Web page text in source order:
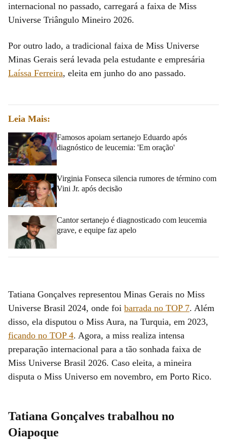
internacional no passado, carregará a faixa de Miss
Universe Triângulo Mineiro 2026.
Por outro lado, a tradicional faixa de Miss Universe
Minas Gerais será levada pela estudante e empresária
Laíssa Ferreira, eleita em junho do ano passado.
Leia Mais:
Famosos apoiam sertanejo Eduardo após
diagnóstico de leucemia: 'Em oração'
Virginia Fonseca silencia rumores de término com
Vini Jr. após decisão
Cantor sertanejo é diagnosticado com leucemia
grave, e equipe faz apelo
Tatiana Gonçalves representou Minas Gerais no Miss
Universe Brasil 2024, onde foi barrada no TOP 7. Além
disso, ela disputou o Miss Aura, na Turquia, em 2023,
ficando no TOP 4. Agora, a miss realiza intensa
preparação internacional para a tão sonhada faixa de
Miss Universe Brasil 2026. Caso eleita, a mineira
disputa o Miss Universo em novembro, em Porto Rico.
Tatiana Gonçalves trabalhou no
Oiapoque